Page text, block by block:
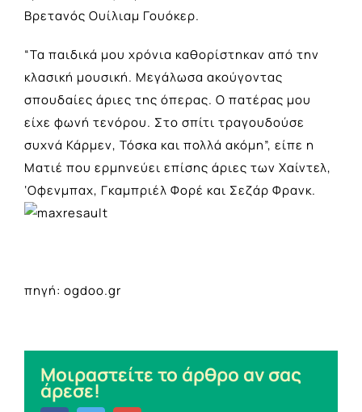
Βρετανός Ουίλιαμ Γουόκερ.
“Τα παιδικά μου χρόνια καθορίστηκαν από την
κλασική μουσική. Μεγάλωσα ακούγοντας
σπουδαίες άριες της όπερας. Ο πατέρας μου
είχε φωνή τενόρου. Στο σπίτι τραγουδούσε
συχνά Κάρμεν, Τόσκα και πολλά ακόμη”, είπε η
Ματιέ που ερμηνεύει επίσης άριες των Χαίντελ,
‘Οφενμπαχ, Γκαμπριέλ Φορέ και Σεζάρ Φρανκ.
πηγή: ogdoo.gr
Μοιραστείτε το άρθρο αν σας
άρεσε!